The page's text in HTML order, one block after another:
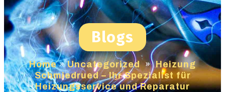
Blogs
Home»Uncategorized » Heizung
Schmiedrued – Ihr Spezialist für
Heizungsservice und Reparatur